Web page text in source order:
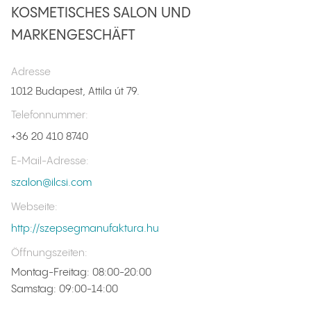
KOSMETISCHES SALON UND
MARKENGESCHÄFT
Adresse
1012 Budapest, Attila út 79.
Telefonnummer:
+36 20 410 8740
E-Mail-Adresse:
szalon@ilcsi.com
Webseite:
http://szepsegmanufaktura.hu
Öffnungszeiten:
Montag-Freitag: 08:00-20:00
Samstag: 09:00-14:00